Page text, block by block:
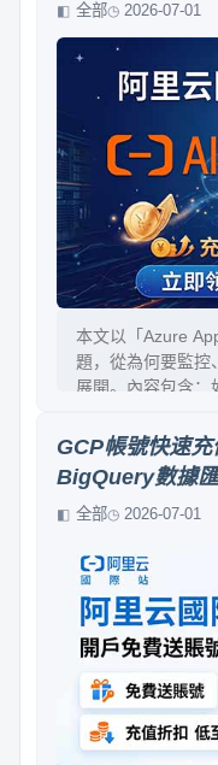
全部 2026-07-01
本文以「Azure
題，從為何要監控
展開。內容包含：
保留策略、Log
查詢與告警的實
險。讓你能落地建
GCP帳號快速
BigQuery數據
全部 2026-07-01